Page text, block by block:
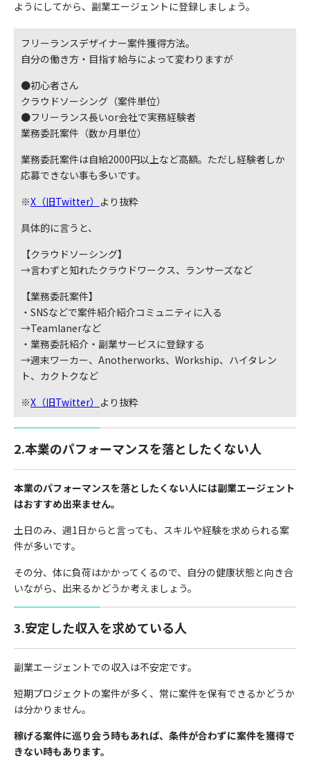
ようにしてから、副業エージェントに登録しましょう。
フリーランスデザイナー案件獲得方法。
自分の働き方・目指す給与によって変わりますが
●初心者さん
クラウドソーシング（案件単位）
●フリーランス長いor会社で実務経験者
業務委託案件（数か月単位）
業務委託案件は自給2000円以上など高額。ただし経験者しか
応募できない事も多いです。
※X（旧Twitter） より抜粋
具体的に言うと、
【クラウドソーシング】
→言わずと知れたクラウドワークス、ランサーズなど
【業務委託案件】
・SNSなどで案件紹介紹介コミュニティに入る
→Teamlanerなど
・業務委託紹介・副業サービスに登録する
→週末ワーカー、Anotherworks、Workship、ハイタレン
ト、カクトクなど
※X（旧Twitter） より抜粋
2.本業のパフォーマンスを落としたくない人
本業のパフォーマンスを落としたくない人には副業エージェント
はおすすめ出来ません。
土日のみ、週1日からと言っても、スキルや経験を求められる案
件が多いです。
その分、体に負荷はかかってくるので、自分の健康状態と向き合
いながら、出来るかどうか考えましょう。
3.安定した収入を求めている人
副業エージェントでの収入は不安定です。
短期プロジェクトの案件が多く、常に案件を保有できるかどうか
は分かりません。
稼げる案件に巡り会う時もあれば、条件が合わずに案件を獲得で
きない時もあります。